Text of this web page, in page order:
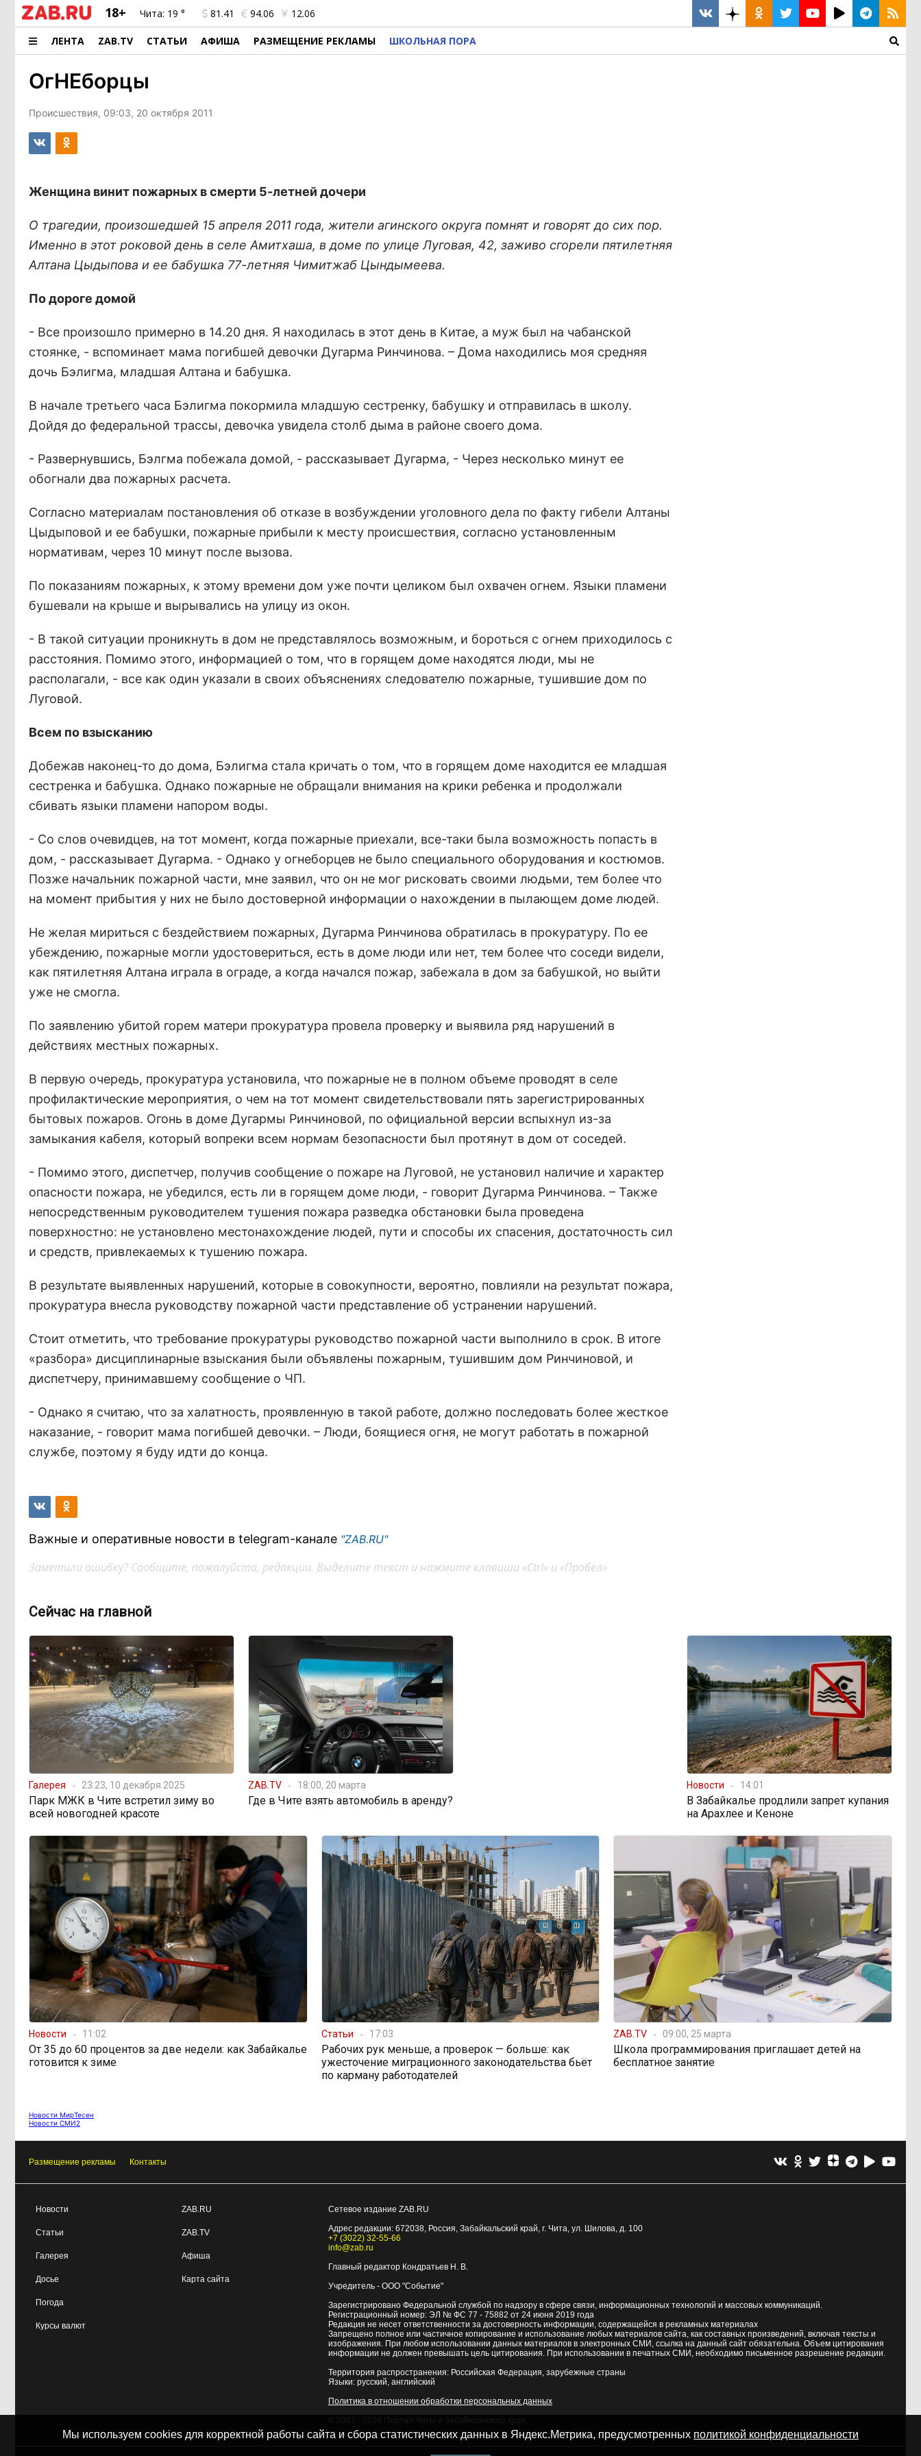
18+ Чита: 19 ° 81.41 94.06 12.06
ЛЕНТА ZAB.TV СТАТЬИ АФИША РАЗМЕЩЕНИЕ РЕКЛАМЫ ШКОЛЬНАЯ ПОРА
ОгНЕборцы
Происшествия, 09:03, 20 октября 2011
Женщина винит пожарных в смерти 5-летней дочери
О трагедии, произошедшей 15 апреля 2011 года, жители агинского округа помнят и говорят до сих пор.
Именно в этот роковой день в селе Амитхаша, в доме по улице Луговая, 42, заживо сгорели пятилетняя
Алтана Цыдыпова и ее бабушка 77-летняя Чимитжаб Цындымеева.
По дороге домой
- Все произошло примерно в 14.20 дня. Я находилась в этот день в Китае, а муж был на чабанской
стоянке, - вспоминает мама погибшей девочки Дугарма Ринчинова. – Дома находились моя средняя
дочь Бэлигма, младшая Алтана и бабушка.
В начале третьего часа Бэлигма покормила младшую сестренку, бабушку и отправилась в школу.
Дойдя до федеральной трассы, девочка увидела столб дыма в районе своего дома.
- Развернувшись, Бэлгма побежала домой, - рассказывает Дугарма, - Через несколько минут ее
обогнали два пожарных расчета.
Согласно материалам постановления об отказе в возбуждении уголовного дела по факту гибели Алтаны
Цыдыповой и ее бабушки, пожарные прибыли к месту происшествия, согласно установленным
нормативам, через 10 минут после вызова.
По показаниям пожарных, к этому времени дом уже почти целиком был охвачен огнем. Языки пламени
бушевали на крыше и вырывались на улицу из окон.
- В такой ситуации проникнуть в дом не представлялось возможным, и бороться с огнем приходилось с
расстояния. Помимо этого, информацией о том, что в горящем доме находятся люди, мы не
располагали, - все как один указали в своих объяснениях следователю пожарные, тушившие дом по
Луговой.
Всем по взысканию
Добежав наконец-то до дома, Бэлигма стала кричать о том, что в горящем доме находится ее младшая
сестренка и бабушка. Однако пожарные не обращали внимания на крики ребенка и продолжали
сбивать языки пламени напором воды.
- Со слов очевидцев, на тот момент, когда пожарные приехали, все-таки была возможность попасть в
дом, - рассказывает Дугарма. - Однако у огнеборцев не было специального оборудования и костюмов.
Позже начальник пожарной части, мне заявил, что он не мог рисковать своими людьми, тем более что
на момент прибытия у них не было достоверной информации о нахождении в пылающем доме людей.
Не желая мириться с бездействием пожарных, Дугарма Ринчинова обратилась в прокуратуру. По ее
убеждению, пожарные могли удостовериться, есть в доме люди или нет, тем более что соседи видели,
как пятилетняя Алтана играла в ограде, а когда начался пожар, забежала в дом за бабушкой, но выйти
уже не смогла.
По заявлению убитой горем матери прокуратура провела проверку и выявила ряд нарушений в
действиях местных пожарных.
В первую очередь, прокуратура установила, что пожарные не в полном объеме проводят в селе
профилактические мероприятия, о чем на тот момент свидетельствовали пять зарегистрированных
бытовых пожаров. Огонь в доме Дугармы Ринчиновой, по официальной версии вспыхнул из-за
замыкания кабеля, который вопреки всем нормам безопасности был протянут в дом от соседей.
- Помимо этого, диспетчер, получив сообщение о пожаре на Луговой, не установил наличие и характер
опасности пожара, не убедился, есть ли в горящем доме люди, - говорит Дугарма Ринчинова. – Также
непосредственным руководителем тушения пожара разведка обстановки была проведена
поверхностно: не установлено местонахождение людей, пути и способы их спасения, достаточность сил
и средств, привлекаемых к тушению пожара.
В результате выявленных нарушений, которые в совокупности, вероятно, повлияли на результат пожара,
прокуратура внесла руководству пожарной части представление об устранении нарушений.
Стоит отметить, что требование прокуратуры руководство пожарной части выполнило в срок. В итоге
«разбора» дисциплинарные взыскания были объявлены пожарным, тушившим дом Ринчиновой, и
диспетчеру, принимавшему сообщение о ЧП.
- Однако я считаю, что за халатность, проявленную в такой работе, должно последовать более жесткое
наказание, - говорит мама погибшей девочки. – Люди, боящиеся огня, не могут работать в пожарной
службе, поэтому я буду идти до конца.
Важные и оперативные новости в telegram-канале "ZAB.RU"
Заметили ошибку? Сообщите, пожалуйста, редакции. Выделите текст и нажмите клавиши «Ctrl» и «Пробел»
Сейчас на главной
Галерея 23:23, 10 декабря 2025
Парк МЖК в Чите встретил зиму во
всей новогодней красоте
ZAB.TV 18:00, 20 марта
Где в Чите взять автомобиль в аренду?
Новости 14:01
В Забайкалье продлили запрет купания
на Арахлее и Кеноне
Новости 11:02
От 35 до 60 процентов за две недели: как Забайкалье
готовится к зиме
Статьи 17:03
Рабочих рук меньше, а проверок — больше: как
ужесточение миграционного законодательства бьёт
по карману работодателей
ZAB.TV 09:00, 25 марта
Школа программирования приглашает детей на
бесплатное занятие
Новости МирТесен
Новости СМИ2
Размещение рекламы Контакты
Новости
Статьи
Галерея
Досье
Погода
Курсы валют
ZAB.RU
ZAB.TV
Афиша
Карта сайта
Сетевое издание ZAB.RU
Адрес редакции: 672038, Россия, Забайкальский край, г. Чита, ул. Шилова, д. 100
+7 (3022) 32-55-66
info@zab.ru
Главный редактор Кондратьев Н. В.
Учредитель - ООО "Событие"
Зарегистрировано Федеральной службой по надзору в сфере связи, информационных технологий и массовых коммуникаций.
Регистрационный номер: ЭЛ № ФС 77 - 75882 от 24 июня 2019 года
Редакция не несет ответственности за достоверность информации, содержащейся в рекламных материалах
Запрещено полное или частичное копирование и использование любых материалов сайта, как составных произведений, включая тексты и
изображения. При любом использовании данных материалов в электронных СМИ, ссылка на данный сайт обязательна. Объем цитирования
информации не должен превышать цель цитирования. При использовании в печатных СМИ, необходимо письменное разрешение редакции.
Территория распространения: Российская Федерация, зарубежные страны
Языки: русский, английский
Политика в отношении обработки персональных данных
Мы используем cookies для корректной работы сайта и сбора статистических данных в Яндекс.Метрика, предусмотренных политикой конфиденциальности